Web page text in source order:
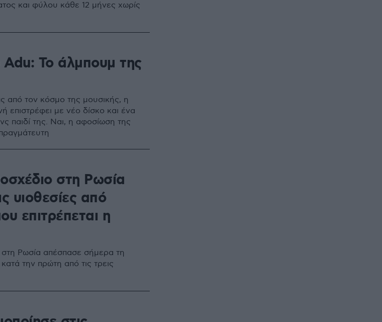
και φύλου κάθε 12 μήνες χωρίς
Το άλμπουμ της
από τον κόσμο της μουσικής, η
επιστρέφει με νέο δίσκο και ένα
παιδί της. Ναι, η αφοσίωση της
στη Ρωσία
υιοθεσίες από
επιτρέπεται η
στη Ρωσία απέσπασε σήμερα τη
την πρώτη από τις τρεις